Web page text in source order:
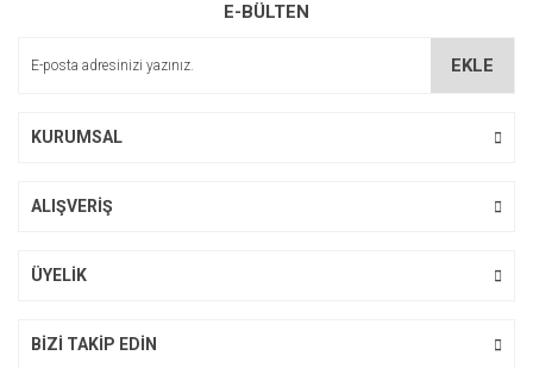
Ürün açıklamasında eksik bilgiler bulunuyor.
E-BÜLTEN
EKLE
KURUMSAL
ALIŞVERİŞ
ÜYELİK
BİZİ TAKİP EDİN